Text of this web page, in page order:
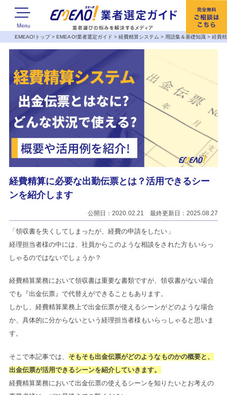
EMEAO!トップ>EMEAO!業者選定ガイド > 経費精算システム > 用語集＆基礎知識 >経費
経費精算に必要な出勤伝票とは？活用できるシー
ンを紹介します
公開日：2020.02.21 最終更新日：2025.08.27
「領収書を失くしてしまったが、経費の申請をしたい」
経理担当者様の中には、社員からこのような相談をされた方もいらっ
しゃるのではないでしょうか？
経費精算業務において領収書は重要な書類ですが、領収書がない場合
でも『出金伝票』で代替えができることもあります。
しかし、経費精算業務上で出金伝票が使えるシーンがどのような場合
か、具体的に分からないという経理担当者様もいらっしゃると思いま
す。
そこで本記事では、 そもそも出金伝票がどのようなものかの概要と、
出金伝票が活用できるシーンを紹介していきます。
経費精算業務において出金伝票の使えるシーンを知りたいとお考えの